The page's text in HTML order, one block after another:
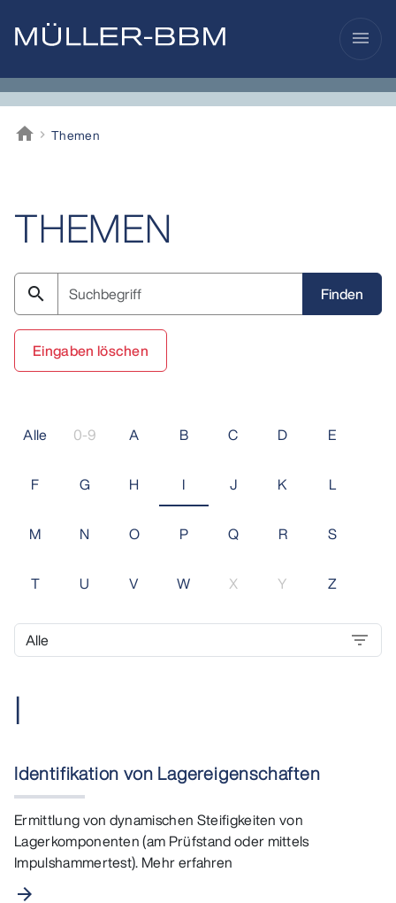
menu
home
Müller-BBM
Themen
THEMEN
search
Eingaben löschen
Alle 0-9 A B C D E
F G H I J K L
M N O P Q R S
T U V W X Y Z
I
Identifikation von Lagereigenschaften
Ermittlung von dynamischen Steifigkeiten von
Lagerkomponenten (am Prüfstand oder mittels
Impulshammertest). Mehr erfahren
arrow_forward